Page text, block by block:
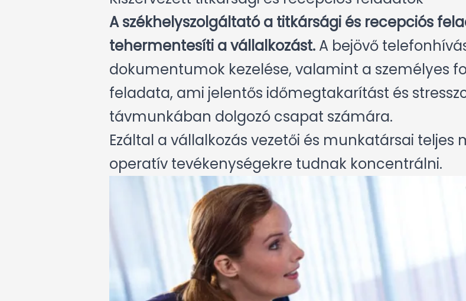
A székhelyszolgáltató a titkársági és recepciós
tehermentesíti a vállalkozást.A bejövő
dokumentumok kezelése, valamint a személyes
feladata, ami jelentős időmegtakarítást és
távmunkában dolgozó csapat számára.
Ezáltal a vállalkozás vezetői és munkatársai teljes
operatív tevékenységekre tudnak koncentrálni.